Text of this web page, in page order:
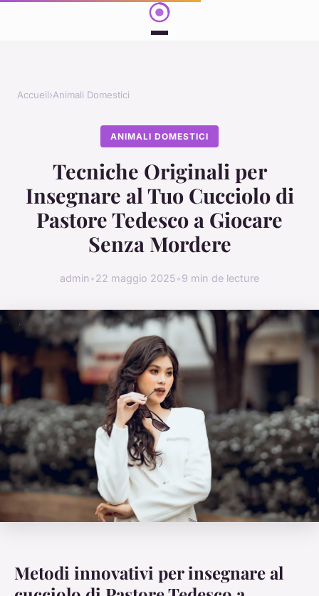
Accueil›Animali Domestici
ANIMALI DOMESTICI
Tecniche Originali per
Insegnare al Tuo Cucciolo di
Pastore Tedesco a Giocare
Senza Mordere
admin•22 maggio 2025•9 min de lecture
Metodi innovativi per insegnare al